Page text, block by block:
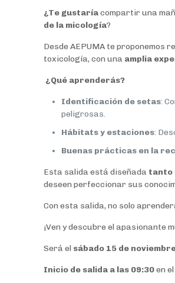
¿Te gustaríacompartir una
de la micología?
Desde AEPUMA te proponemos
toxicología, con una amplia
¿Qué aprenderás?
Identificación de setas:
peligrosas.
Hábitats y estaciones:
Buenas prácticas en la
Esta salida está diseñada tanto
deseen perfeccionar sus
Con esta salida, no solo
¡Ven y descubre el apasionante
Será el sábado 15 de
Inicio de salida a las 09:30en